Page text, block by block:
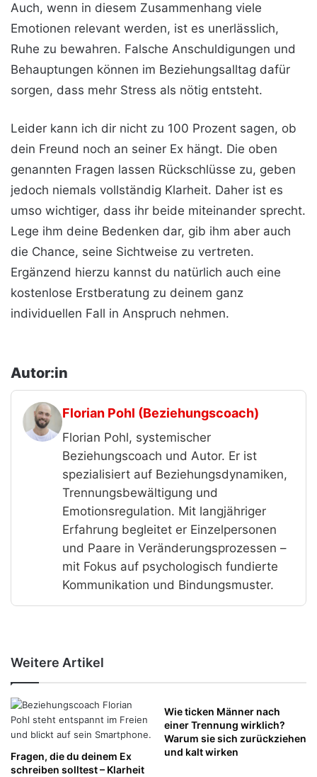
Auch, wenn in diesem Zusammenhang viele
Emotionen relevant werden, ist es unerlässlich,
Ruhe zu bewahren. Falsche Anschuldigungen und
Behauptungen können im Beziehungsalltag dafür
sorgen, dass mehr Stress als nötig entsteht.
Leider kann ich dir nicht zu 100 Prozent sagen, ob
dein Freund noch an seiner Ex hängt. Die oben
genannten Fragen lassen Rückschlüsse zu, geben
jedoch niemals vollständig Klarheit. Daher ist es
umso wichtiger, dass ihr beide miteinander sprecht.
Lege ihm deine Bedenken dar, gib ihm aber auch
die Chance, seine Sichtweise zu vertreten.
Ergänzend hierzu kannst du natürlich auch eine
kostenlose Erstberatung zu deinem ganz
individuellen Fall in Anspruch nehmen.
Autor:in
Florian Pohl (Beziehungscoach)
Florian Pohl, systemischer
Beziehungscoach und Autor. Er ist
spezialisiert auf Beziehungsdynamiken,
Trennungsbewältigung und
Emotionsregulation. Mit langjähriger
Erfahrung begleitet er Einzelpersonen
und Paare in Veränderungsprozessen –
mit Fokus auf psychologisch fundierte
Kommunikation und Bindungsmuster.
Weitere Artikel
Fragen, die du deinem Ex
schreiben solltest – Klarheit
Wie ticken Männer nach
einer Trennung wirklich?
Warum sie sich zurückziehen
und kalt wirken